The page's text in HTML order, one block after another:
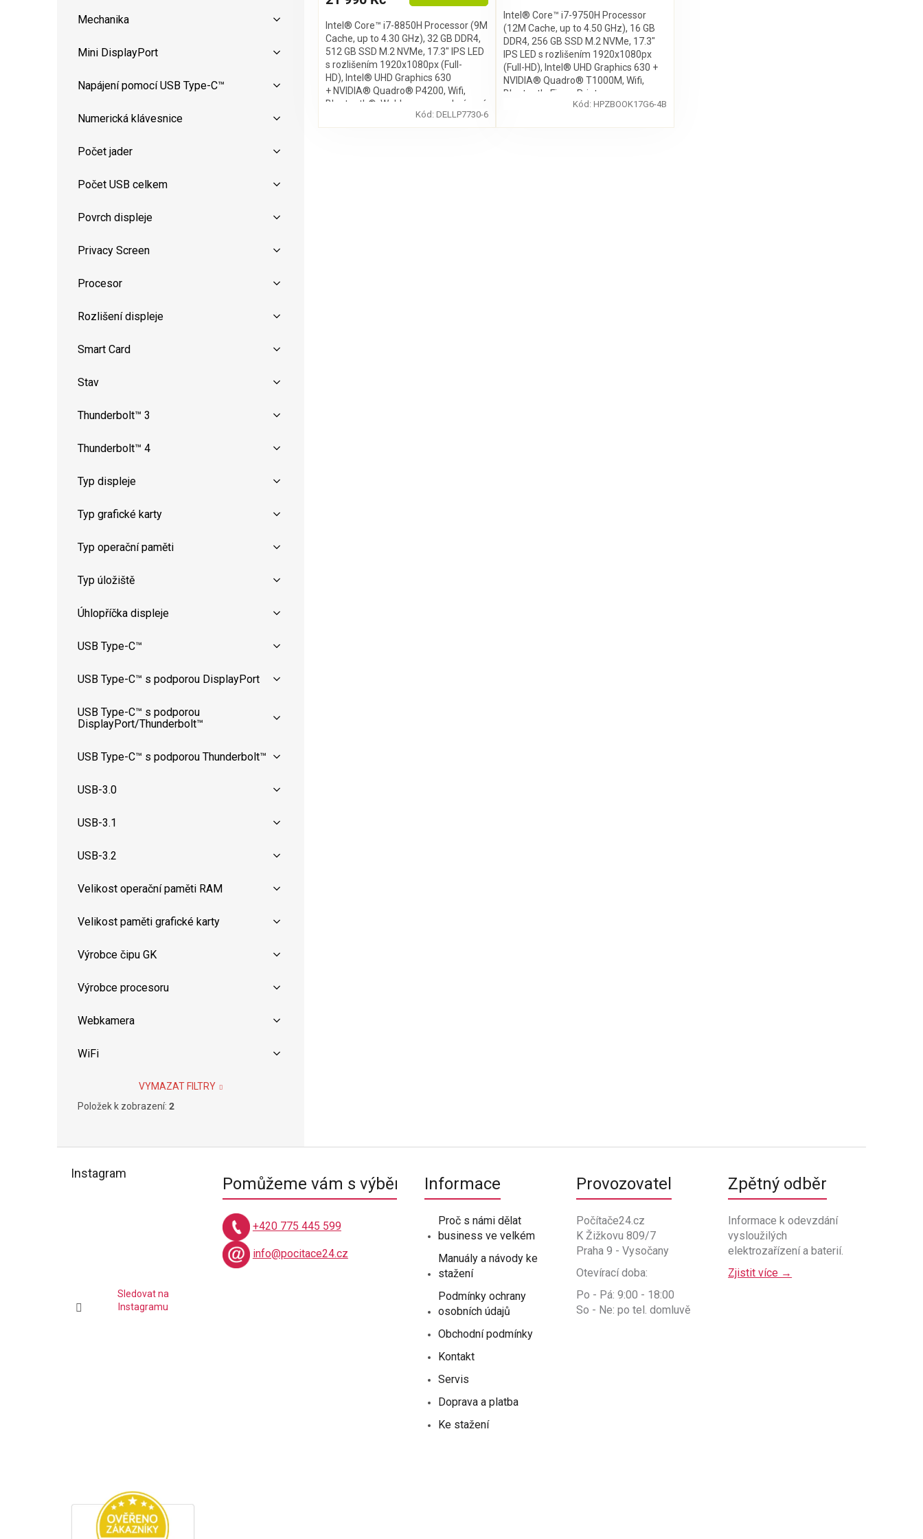
Mechanika
Mini DisplayPort
Napájení pomocí USB Type-C™
Numerická klávesnice
Počet jader
Počet USB celkem
Povrch displeje
Privacy Screen
Procesor
Rozlišení displeje
Smart Card
Stav
Thunderbolt™ 3
Thunderbolt™ 4
Typ displeje
Typ grafické karty
Typ operační paměti
Typ úložiště
Úhlopříčka displeje
USB Type-C™
USB Type-C™ s podporou DisplayPort
USB Type-C™ s podporou
DisplayPort/Thunderbolt™
USB Type-C™ s podporou Thunderbolt™
USB-3.0
USB-3.1
USB-3.2
Velikost operační paměti RAM
Velikost paměti grafické karty
Výrobce čipu GK
Výrobce procesoru
Webkamera
WiFi
VYMAZAT FILTRY
Položek k zobrazení: 2
Intel® Core™ i7-8850H Processor (9M
Cache, up to 4.30 GHz), 32 GB DDR4,
512 GB SSD M.2 NVMe, 17.3" IPS LED
s rozlišením 1920x1080px (Full-
HD), Intel® UHD Graphics 630
+ NVIDIA® Quadro® P4200, Wifi,
Bluetooth®, Webkamera, podsvícená
Kód:DELLP7730-6
Intel® Core™ i7-9750H Processor
(12M Cache, up to 4.50 GHz), 16 GB
DDR4, 256 GB SSD M.2 NVMe, 17.3"
IPS LED s rozlišením 1920x1080px
(Full-HD), Intel® UHD Graphics 630 +
NVIDIA® Quadro® T1000M, Wifi,
Bluetooth, FingerPrint senzor,
Webkamera, podsvícená klávesnice,
Kód: HPZBOOK17G6-4B
Instagram
Sledovat na
Instagramu
Pomůžeme vám s výběrem
+420 775 445 599
info@pocitace24.cz
Informace
Proč s námi dělat
business ve velkém
Manuály a návody ke
stažení
Podmínky ochrany
osobních údajů
Obchodní podmínky
Kontakt
Servis
Doprava a platba
Ke stažení
Provozovatel
Počítače24.cz
K Žižkovu 809/7
Praha 9 - Vysočany
Otevírací doba:
Po - Pá: 9:00 - 18:00
So - Ne: po tel. domluvě
Zpětný odběr
Informace k odevzdání
vysloužilých
elektrozařízení a baterií.
Zjistit více →